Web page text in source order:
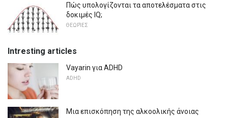
Πώς υπολογίζονται τα αποτελέσματα στις
δοκιμές IQ;
ΘΕΩΡΊΕΣ
Intresting articles
Vayarin για ADHD
ADHD
Μια επισκόπηση της αλκοολικής άνοιας